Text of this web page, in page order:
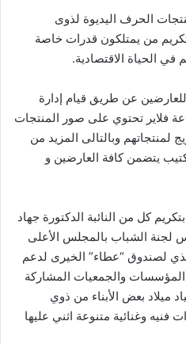
الحرف اليديوة لذوى
من يمتلكون قدرات خاصة
الحياة الاقتصادية.
عن طريق قيام إدارة
فلاير تحتوي على صور المنتجات
لمنتجاتهم وبالتالى المزيد من
يتضمن كافة العارضين و
كل من النائبة الدكتورة جهاد
لجنة الشباب بالمجلس الأعلى
لصندوق “عطاء” الخيرى لدعم
والجمعيات المشاركة
باعياد ميلاد بعض الأبناء من ذوي
فنيه وغنائية متنوعة اثني عليها